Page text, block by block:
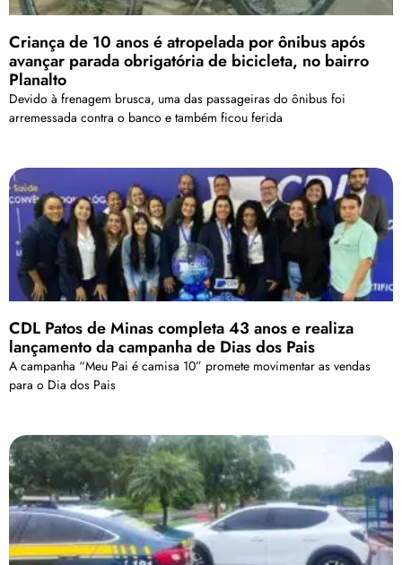
Criança de 10 anos é atropelada por ônibus após
avançar parada obrigatória de bicicleta, no bairro
Planalto
Devido à frenagem brusca, uma das passageiras do ônibus foi
arremessada contra o banco e também ficou ferida
CDL Patos de Minas completa 43 anos e realiza
lançamento da campanha de Dias dos Pais
A campanha “Meu Pai é camisa 10” promete movimentar as vendas
para o Dia dos Pais